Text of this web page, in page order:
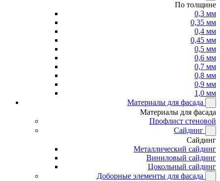
По толщине
0,3 мм
0,35 мм
0,4 мм
0,45 мм
0,5 мм
0,6 мм
0,7 мм
0,8 мм
0,9 мм
1,0 мм
Материалы для фасада
Материалы для фасада
Профлист стеновой
Сайдинг
Сайдинг
Металлический сайдинг
Виниловый сайдинг
Цокольный сайдинг
Доборные элементы для фасада